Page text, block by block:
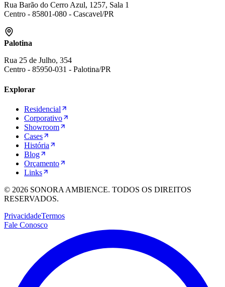
Rua Barão do Cerro Azul, 1257, Sala 1
Centro - 85801-080 - Cascavel/PR
Palotina
Rua 25 de Julho, 354
Centro - 85950-031 - Palotina/PR
Explorar
Residencial
Corporativo
Showroom
Cases
História
Blog
Orçamento
Links
© 2026 SONORA AMBIENCE. TODOS OS DIREITOS
RESERVADOS.
PrivacidadeTermos
Fale Conosco